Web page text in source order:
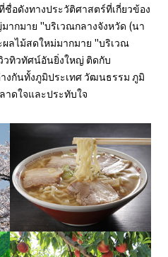
อดังทางประวัติศาสตร์ที่เกี่ยวข้อง
ากมาย "บริเวณกลางจังหวัด (นา
ลไม้สดใหม่มากมาย "บริเวณ
วทิวทัศน์อันยิ่งใหญ่ ติดกับ
กันทั้งภูมิประเทศ วัฒนธรรม ภูมิ
าดใจและประทับใจ